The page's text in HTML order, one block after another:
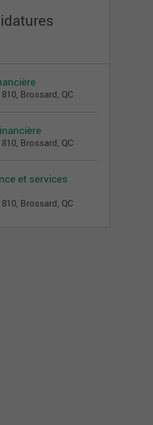
Brossard, QC
810, Brossard, QC
et services
810, Brossard, QC